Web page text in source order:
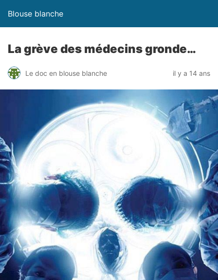
Blouse blanche
La grève des médecins gronde…
Le doc en blouse blanche il y a 14 ans